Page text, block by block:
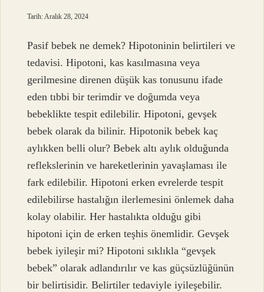
Tarih: Aralık 28, 2024
Pasif bebek ne demek? Hipotoninin belirtileri ve
tedavisi. Hipotoni, kas kasılmasına veya
gerilmesine direnen düşük kas tonusunu ifade
eden tıbbi bir terimdir ve doğumda veya
bebeklikte tespit edilebilir. Hipotoni, gevşek
bebek olarak da bilinir. Hipotonik bebek kaç
aylıkken belli olur? Bebek altı aylık olduğunda
reflekslerinin ve hareketlerinin yavaşlaması ile
fark edilebilir. Hipotoni erken evrelerde tespit
edilebilirse hastalığın ilerlemesini önlemek daha
kolay olabilir. Her hastalıkta olduğu gibi
hipotoni için de erken teşhis önemlidir. Gevşek
bebek iyileşir mi? Hipotoni sıklıkla “gevşek
bebek” olarak adlandırılır ve kas güçsüzlüğünün
bir belirtisidir. Belirtiler tedaviyle iyileşebilir.